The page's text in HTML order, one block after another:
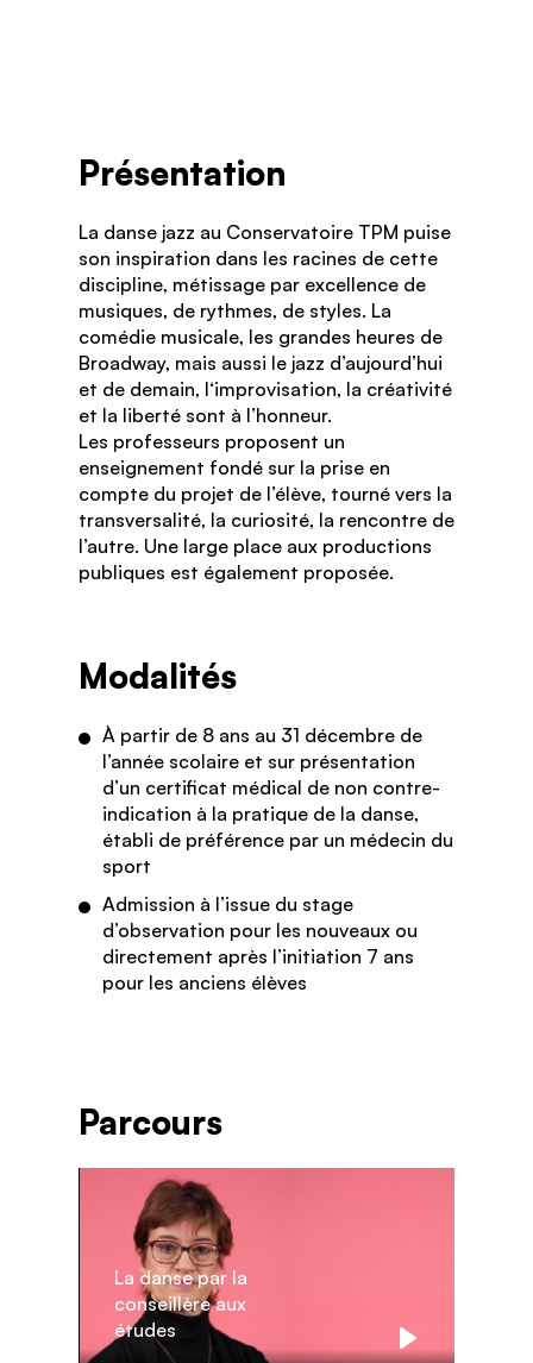
Présentation
La danse jazz au Conservatoire TPM puise
son inspiration dans les racines de cette
discipline, métissage par excellence de
musiques, de rythmes, de styles. La
comédie musicale, les grandes heures de
Broadway, mais aussi le jazz d’aujourd’hui
et de demain, l‘improvisation, la créativité
et la liberté sont à l’honneur.
Les professeurs proposent un
enseignement fondé sur la prise en
compte du projet de l’élève, tourné vers la
transversalité, la curiosité, la rencontre de
l’autre. Une large place aux productions
publiques est également proposée.
Modalités
À partir de 8 ans au 31 décembre de
l’année scolaire et sur présentation
d’un certificat médical de non contre-
indication à la pratique de la danse,
établi de préférence par un médecin du
sport
Admission à l’issue du stage
d’observation pour les nouveaux ou
directement après l’initiation 7 ans
pour les anciens élèves
Parcours
La danse par la
conseillère aux
études